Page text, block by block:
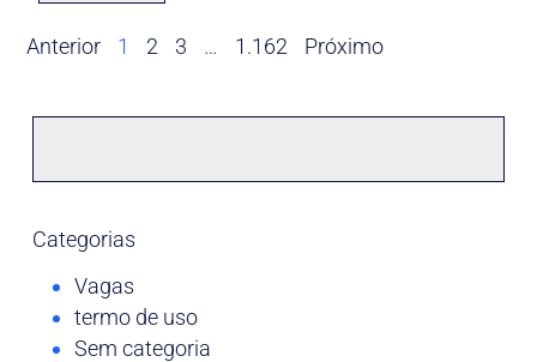
Anterior 1 2 3 … 1.162 Próximo
Categorias
Vagas
termo de uso
Sem categoria